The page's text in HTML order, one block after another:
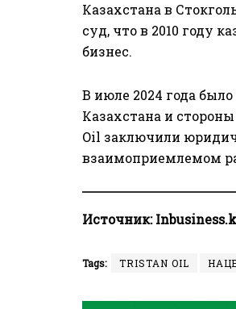
Казахстана в
суд, что в 2010 году
бизнес.
В июле 2024 года
Казахстана и
Oil заключили
взаимоприемлемом
Источник:
Tags: TRISTAN OIL